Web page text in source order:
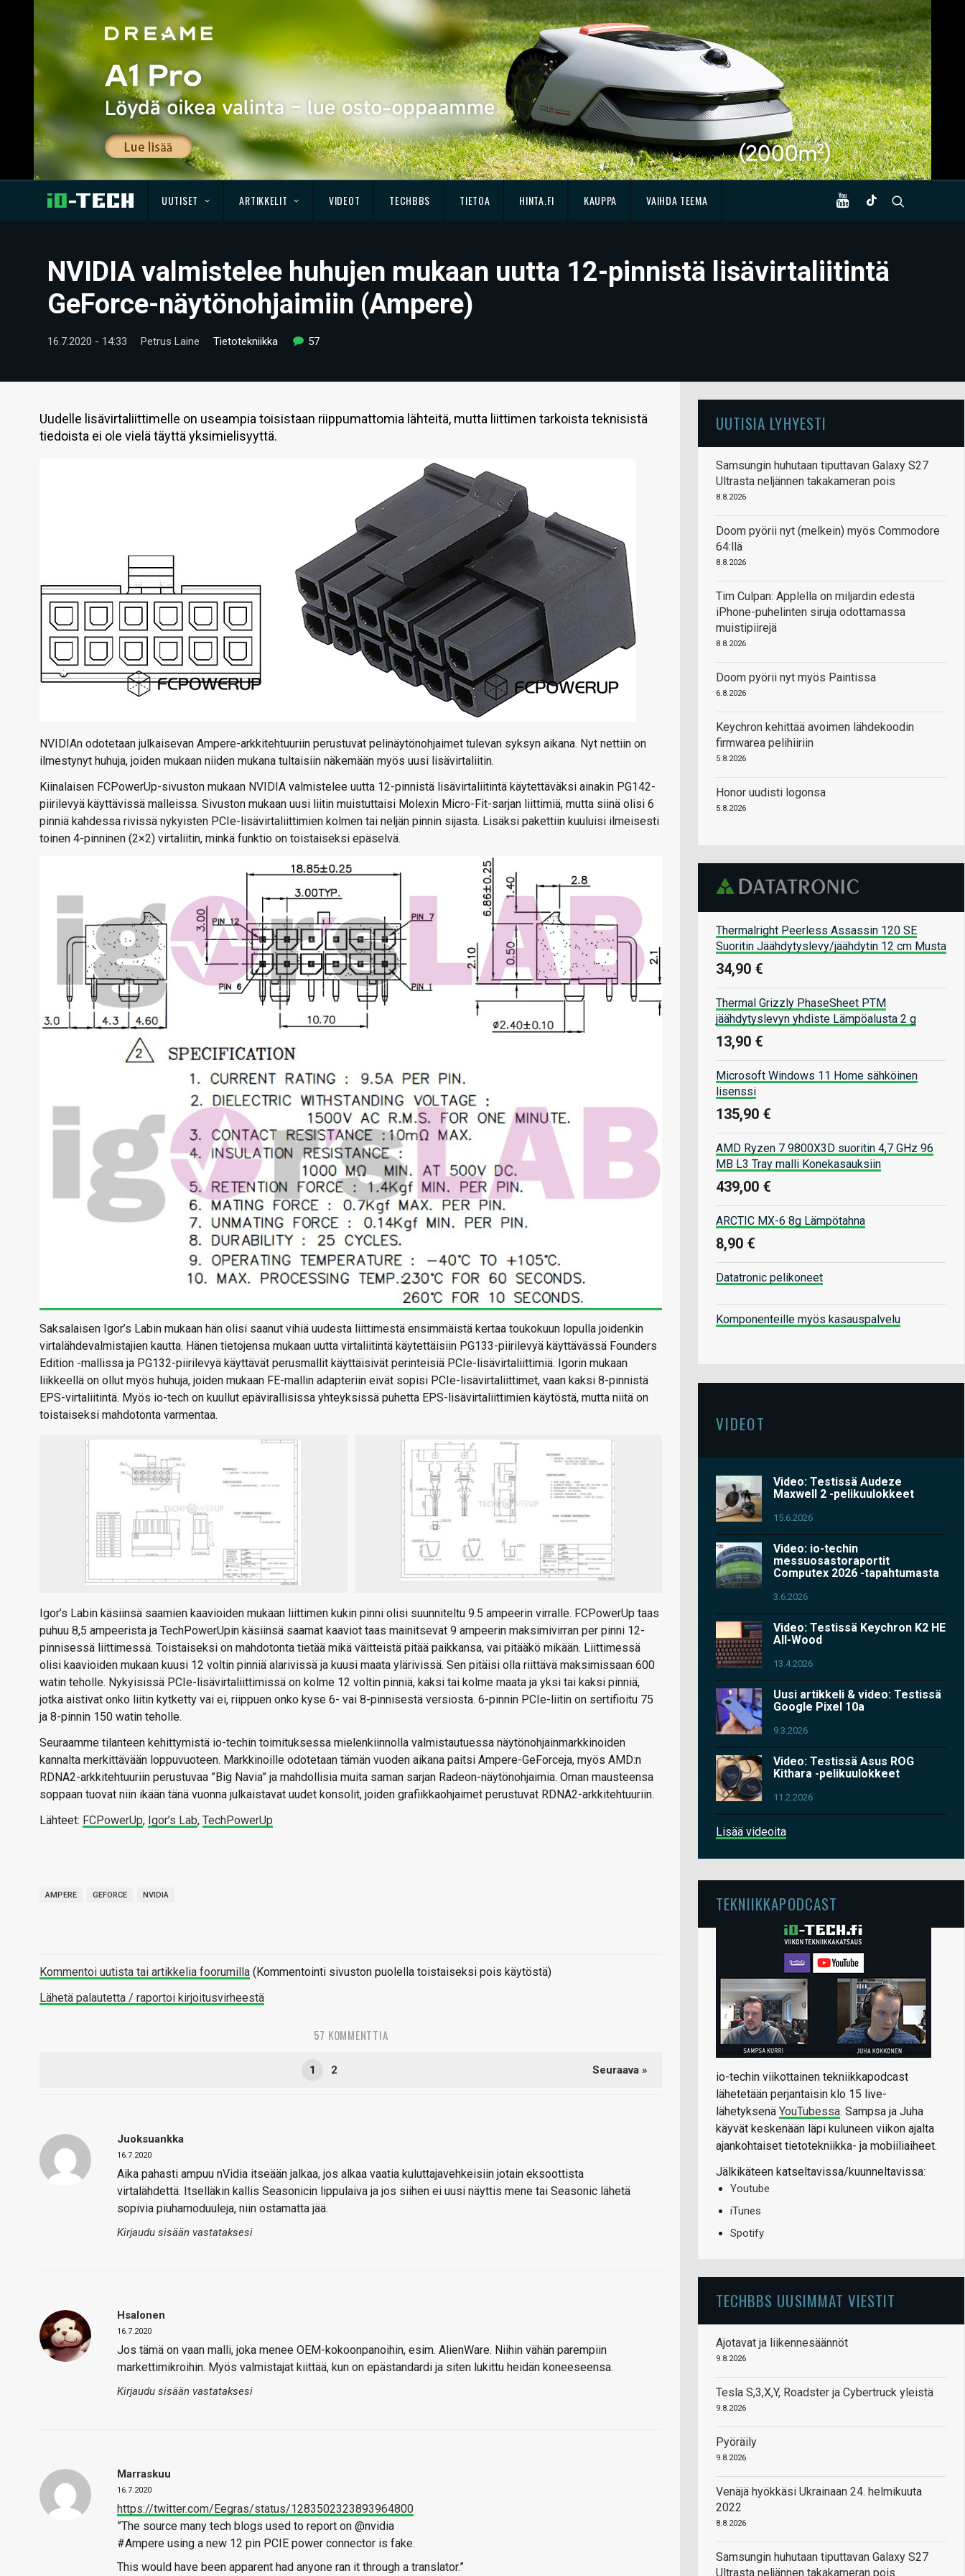
UUTISET ARTIKKELIT VIDEOT TECHBBS TIETOA HINTA.FI KAUPPA VAIHDA TEEMA
NVIDIA valmistelee huhujen mukaan uutta 12-pinnistä lisävirtaliitintä
GeForce-näytönohjaimiin (Ampere)
16.7.2020 - 14:33 Petrus Laine Tietotekniikka 57
Uudelle lisävirtaliittimelle on useampia toisistaan riippumattomia lähteitä, mutta liittimen tarkoista teknisistä
tiedoista ei ole vielä täyttä yksimielisyyttä.
NVIDIAn odotetaan julkaisevan Ampere-arkkitehtuuriin perustuvat pelinäytönohjaimet tulevan syksyn aikana. Nyt nettiin on
ilmestynyt huhuja, joiden mukaan niiden mukana tultaisiin näkemään myös uusi lisävirtaliitin.
Kiinalaisen FCPowerUp-sivuston mukaan NVIDIA valmistelee uutta 12-pinnistä lisävirtaliitintä käytettäväksi ainakin PG142-
piirilevyä käyttävissä malleissa. Sivuston mukaan uusi liitin muistuttaisi Molexin Micro-Fit-sarjan liittimiä, mutta siinä olisi 6
pinniä kahdessa rivissä nykyisten PCIe-lisävirtaliittimien kolmen tai neljän pinnin sijasta. Lisäksi pakettiin kuuluisi ilmeisesti
toinen 4-pinninen (2×2) virtaliitin, minkä funktio on toistaiseksi epäselvä.
Saksalaisen Igor’s Labin mukaan hän olisi saanut vihiä uudesta liittimestä ensimmäistä kertaa toukokuun lopulla joidenkin
virtalähdevalmistajien kautta. Hänen tietojensa mukaan uutta virtaliitintä käytettäisiin PG133-piirilevyä käyttävässä Founders
Edition -mallissa ja PG132-piirilevyä käyttävät perusmallit käyttäisivät perinteisiä PCIe-lisävirtaliittimiä. Igorin mukaan
liikkeellä on ollut myös huhuja, joiden mukaan FE-mallin adapteriin eivät sopisi PCIe-lisävirtaliittimet, vaan kaksi 8-pinnistä
EPS-virtaliitintä. Myös io-tech on kuullut epävirallisissa yhteyksissä puhetta EPS-lisävirtaliittimien käytöstä, mutta niitä on
toistaiseksi mahdotonta varmentaa.
Igor’s Labin käsiinsä saamien kaavioiden mukaan liittimen kukin pinni olisi suunniteltu 9.5 ampeerin virralle. FCPowerUp taas
puhuu 8,5 ampeerista ja TechPowerUpin käsiinsä saamat kaaviot taas mainitsevat 9 ampeerin maksimivirran per pinni 12-
pinnisessä liittimessä. Toistaiseksi on mahdotonta tietää mikä väitteistä pitää paikkansa, vai pitääkö mikään. Liittimessä
olisi kaavioiden mukaan kuusi 12 voltin pinniä alarivissä ja kuusi maata ylärivissä. Sen pitäisi olla riittävä maksimissaan 600
watin teholle. Nykyisissä PCIe-lisävirtaliittimissä on kolme 12 voltin pinniä, kaksi tai kolme maata ja yksi tai kaksi pinniä,
jotka aistivat onko liitin kytketty vai ei, riippuen onko kyse 6- vai 8-pinnisestä versiosta. 6-pinnin PCIe-liitin on sertifioitu 75
ja 8-pinnin 150 watin teholle.
Seuraamme tilanteen kehittymistä io-techin toimituksessa mielenkiinnolla valmistautuessa näytönohjainmarkkinoiden
kannalta merkittävään loppuvuoteen. Markkinoille odotetaan tämän vuoden aikana paitsi Ampere-GeForceja, myös AMD:n
RDNA2-arkkitehtuuriin perustuvaa ”Big Navia” ja mahdollisia muita saman sarjan Radeon-näytönohjaimia. Oman mausteensa
soppaan tuovat niin ikään tänä vuonna julkaistavat uudet konsolit, joiden grafiikkaohjaimet perustuvat RDNA2-arkkitehtuuriin.
Lähteet: FCPowerUp, Igor’s Lab, TechPowerUp
AMPERE GEFORCE NVIDIA
Kommentoi uutista tai artikkelia foorumilla (Kommentointi sivuston puolella toistaiseksi pois käytöstä)
Lähetä palautetta / raportoi kirjoitusvirheestä
57 KOMMENTTIA
1 2 Seuraava »
Juoksuankka
16.7.2020
Aika pahasti ampuu nVidia itseään jalkaa, jos alkaa vaatia kuluttajavehkeisiin jotain eksoottista
virtalähdettä. Itselläkin kallis Seasonicin lippulaiva ja jos siihen ei uusi näyttis mene tai Seasonic lähetä
sopivia piuhamoduuleja, niin ostamatta jää.
Kirjaudu sisään vastataksesi
Hsalonen
16.7.2020
Jos tämä on vaan malli, joka menee OEM-kokoonpanoihin, esim. AlienWare. Niihin vähän parempiin
markettimikroihin. Myös valmistajat kiittää, kun on epästandardi ja siten lukittu heidän koneeseensa.
Kirjaudu sisään vastataksesi
Marraskuu
16.7.2020
https://twitter.com/Eegras/status/1283502323893964800
”The source many tech blogs used to report on @nvidia
#Ampere using a new 12 pin PCIE power connector is fake.
This would have been apparent had anyone ran it through a translator.”
UUTISIA LYHYESTI
Samsungin huhutaan tiputtavan Galaxy S27
Ultrasta neljännen takakameran pois
8.8.2026
Doom pyörii nyt (melkein) myös Commodore
64:llä
8.8.2026
Tim Culpan: Applella on miljardin edestä
iPhone-puhelinten siruja odottamassa
muistipiirejä
8.8.2026
Doom pyörii nyt myös Paintissa
6.8.2026
Keychron kehittää avoimen lähdekoodin
firmwarea pelihiiriin
5.8.2026
Honor uudisti logonsa
5.8.2026
Thermalright Peerless Assassin 120 SE
Suoritin Jäähdytyslevy/jäähdytin 12 cm Musta
34,90 €
Thermal Grizzly PhaseSheet PTM
jäähdytyslevyn yhdiste Lämpöalusta 2 g
13,90 €
Microsoft Windows 11 Home sähköinen
lisenssi
135,90 €
AMD Ryzen 7 9800X3D suoritin 4,7 GHz 96
MB L3 Tray malli Konekasauksiin
439,00 €
ARCTIC MX-6 8g Lämpötahna
8,90 €
Datatronic pelikoneet
Komponenteille myös kasauspalvelu
VIDEOT
Video: Testissä Audeze
Maxwell 2 -pelikuulokkeet
15.6.2026
Video: io-techin
messuosastoraportit
Computex 2026 -tapahtumasta
3.6.2026
Video: Testissä Keychron K2 HE
All-Wood
13.4.2026
Uusi artikkeli & video: Testissä
Google Pixel 10a
9.3.2026
Video: Testissä Asus ROG
Kithara -pelikuulokkeet
11.2.2026
Lisää videoita
TEKNIIKKAPODCAST
io-techin viikottainen tekniikkapodcast
lähetetään perjantaisin klo 15 live-
lähetyksenä YouTubessa. Sampsa ja Juha
käyvät keskenään läpi kuluneen viikon ajalta
ajankohtaiset tietotekniikka- ja mobiiliaiheet.
Jälkikäteen katseltavissa/kuunneltavissa:
Youtube
iTunes
Spotify
TECHBBS UUSIMMAT VIESTIT
Ajotavat ja liikennesäännöt
9.8.2026
Tesla S,3,X,Y, Roadster ja Cybertruck yleistä
9.8.2026
Pyöräily
9.8.2026
Venäjä hyökkäsi Ukrainaan 24. helmikuuta
2022
8.8.2026
Samsungin huhutaan tiputtavan Galaxy S27
Ultrasta neljännen takakameran pois